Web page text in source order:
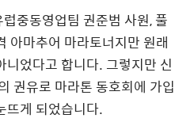
중동영업팀 권준범 사원, 풀
아마추어 마라토너지만 원래
니었다고 합니다. 그렇지만 신
권유로 마라톤 동호회에 가입
뜨게 되었습니다.